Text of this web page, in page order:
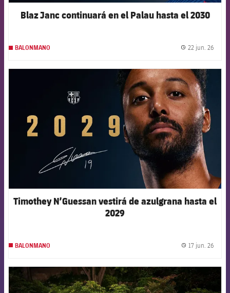
Blaz Janc continuará en el Palau hasta el 2030
BALONMANO 22 jun. 26
FCB Barcelona badge
Timothey N’Guessan vestirá de azulgrana hasta el
2029
BALONMANO 17 jun. 26
FCB Barcelona badge